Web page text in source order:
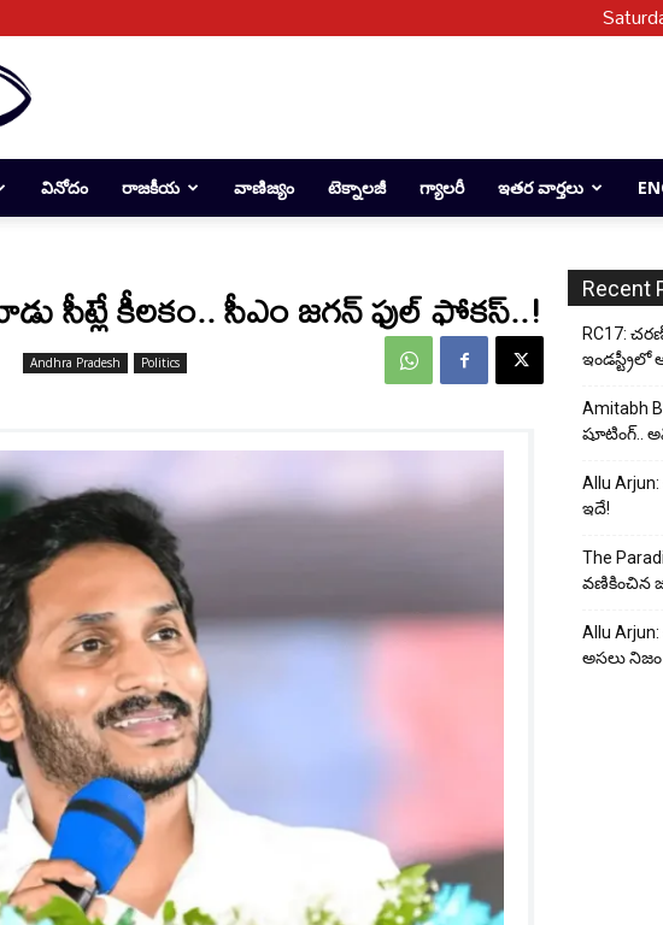
వినోదం రాజకీయ వాణిజ్యం టెక్నాలజీ గ్యాలరీ ఇతర వార్తలు
Andhra Pradesh Politics
సీట్లే కీలకం.. సీఎం జగన్ ఫుల్ ఫోకస్..! Recent
RC17:
ఇండస్ట్రీలో
Amitabh
షూటింగ్..
Allu
ఇదే!
The
వణికించిన
Allu
అసలు